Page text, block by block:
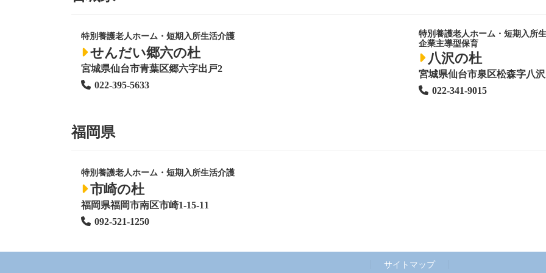
特別養護老人ホーム ・短期入所生活介護
せんだい郷六の杜
宮城県仙台市青葉区郷六字出戸2
022-395-5633
特別養護老人ホーム ・短期入所
企業主導型保育
八沢の杜
宮城県仙台市泉区松森字八沢
022-341-9015
福岡県
特別養護老人ホーム ・短期入所生活介護
市崎の杜
福岡県福岡市南区市崎1-15-11
092-521-1250
サイトマップ